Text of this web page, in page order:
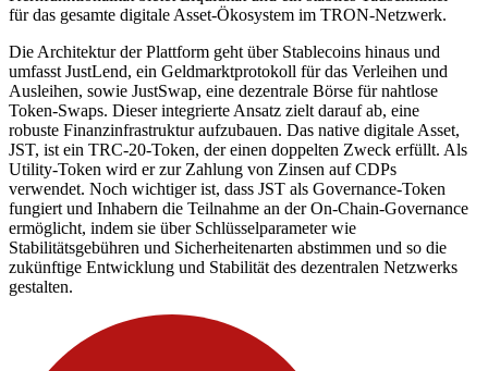
für das gesamte digitale Asset-Ökosystem im TRON-Netzwerk.
Die Architektur der Plattform geht über Stablecoins hinaus und
umfasst JustLend, ein Geldmarktprotokoll für das Verleihen und
Ausleihen, sowie JustSwap, eine dezentrale Börse für nahtlose
Token-Swaps. Dieser integrierte Ansatz zielt darauf ab, eine
robuste Finanzinfrastruktur aufzubauen. Das native digitale Asset,
JST, ist ein TRC-20-Token, der einen doppelten Zweck erfüllt. Als
Utility-Token wird er zur Zahlung von Zinsen auf CDPs
verwendet. Noch wichtiger ist, dass JST als Governance-Token
fungiert und Inhabern die Teilnahme an der On-Chain-Governance
ermöglicht, indem sie über Schlüsselparameter wie
Stabilitätsgebühren und Sicherheitenarten abstimmen und so die
zukünftige Entwicklung und Stabilität des dezentralen Netzwerks
gestalten.